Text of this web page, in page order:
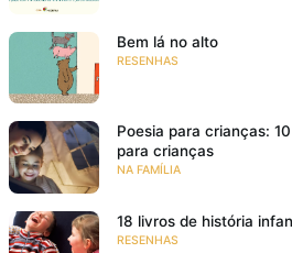
Bem lá no alto
RESENHAS
Poesia para crianças:
para crianças
NA FAMÍLIA
18 livros de história
RESENHAS